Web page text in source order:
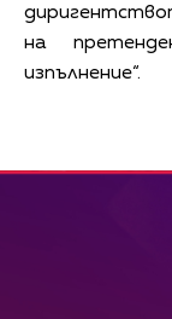
на
изпълнение“.